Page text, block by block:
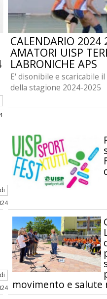
CALENDARIO 2024
AMATORI UISP
LABRONICHE APS
E' disonibile e scaricabile
della stagione 2024-2025
movimento e salute